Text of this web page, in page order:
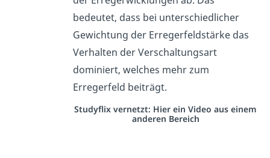
bedeutet, dass bei unterschiedlicher
Gewichtung der Erregerfeldstärke das
Verhalten der Verschaltungsart
dominiert, welches mehr zum
Erregerfeld beiträgt.
Studyflix vernetzt: Hier ein Video aus einem
anderen Bereich